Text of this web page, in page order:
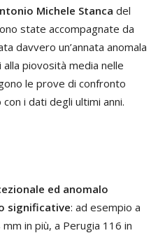
Michele Stanca del
state accompagnate da
davvero un’annata anomala
piovosità media nelle
le prove di confronto
i dati degli ultimi anni.
ed anomalo
significative: ad esempio a
in più, a Perugia 116 in